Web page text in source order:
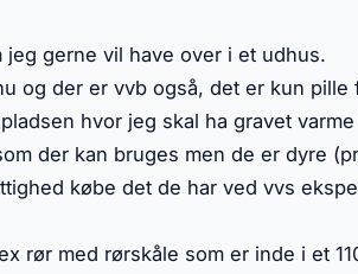
gerne vil have over i et udhus.
og der er vvb også, det er kun pille
hvor jeg skal ha gravet
der kan bruges men de er dyre
købe det de har ved vvs
rør med rørskåle som er inde i et